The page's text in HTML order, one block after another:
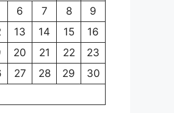
6 7 8
9
13 14 15
16
20 21 22
23
27 28 29
30